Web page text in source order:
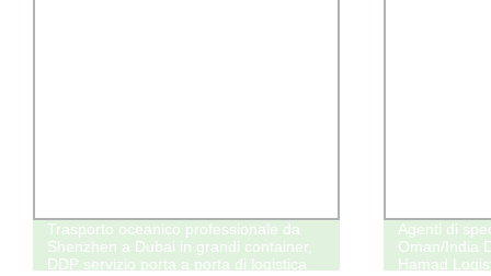
Trasporto oceanico professionale da
Shenzhen a Dubai in grandi container,
DDP servizio porta a porta di logistica
Agenti di
Oman/India
Hamad